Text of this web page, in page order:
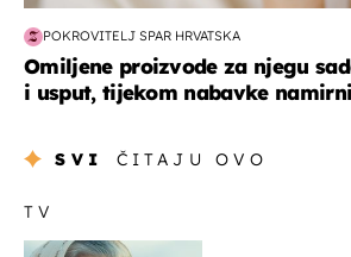
POKROVITELJ SPAR HRVATSKA
Omiljene proizvode za njegu
i usput, tijekom nabavke
SVI ČITAJU OVO
TV